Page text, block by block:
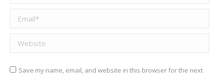
Email *
Website
Save my name, email, and website in this browser for the next